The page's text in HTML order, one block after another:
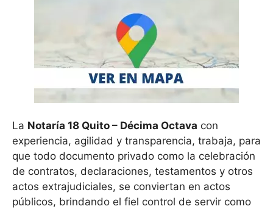
La Notaría 18 Quito – Décima Octava con
experiencia, agilidad y transparencia, trabaja, para
que todo documento privado como la celebración
de contratos, declaraciones, testamentos y otros
actos extrajudiciales, se conviertan en actos
públicos, brindando el fiel control de servir como